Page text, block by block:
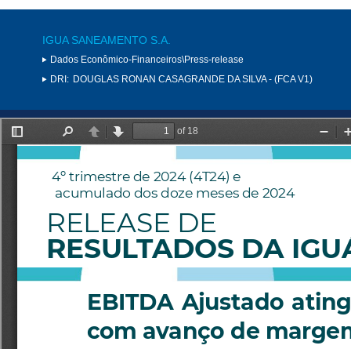
IGUA SANEAMENTO S.A.
Dados Econômico-Financeiros\Press-release
DRI: DOUGLAS RONAN CASAGRANDE DA SILVA - (FCA V1)